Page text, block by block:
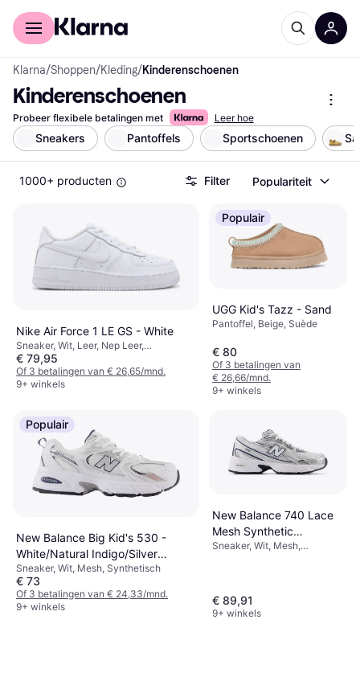
Voor shoppers
Klarna/Shoppen/Kleding/Kinderenschoenen
Kinderenschoenen
Probeer flexibele betalingen met Leer hoe
Sneakers Pantoffels Sportschoenen
1000+ producten Filter Populariteit
Nike Air Force 1 LE GS - White
Sneaker, Wit, Leer, Nep Leer,
Synthetisch
€ 79,95
Of 3 betalingen van € 26,65/mnd.
9+ winkels
Populair
UGG Kid's Tazz - Sand
Pantoffel, Beige, Suède
€ 80
Of 3 betalingen van
€ 26,66/mnd.
9+ winkels
Populair
New Balance Big Kid's 530 -
White/Natural Indigo/Silver
Metallic
Sneaker, Wit, Mesh, Synthetisch
€ 73
Of 3 betalingen van € 24,33/mnd.
9+ winkels
New Balance 740 Lace
Mesh Synthetic
Kindersneakers -
Sneaker, Wit, Mesh,
€ 89,91
9+ winkels